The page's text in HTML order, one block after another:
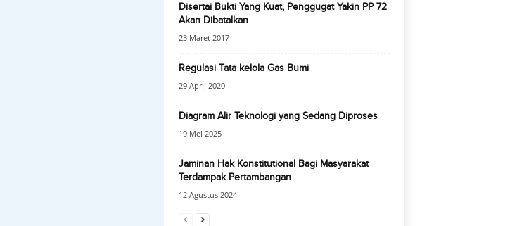
Disertai Bukti Yang Kuat, Penggugat Yakin PP 72
Akan Dibatalkan
23 Maret 2017
Regulasi Tata kelola Gas Bumi
29 April 2020
Diagram Alir Teknologi yang Sedang Diproses
19 Mei 2025
Jaminan Hak Konstitutional Bagi Masyarakat
Terdampak Pertambangan
12 Agustus 2024